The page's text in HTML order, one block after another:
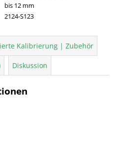
bis 12 mm
2124-S123
Kalibrierung | Zubehör
Diskussion